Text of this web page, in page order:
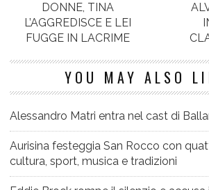
DONNE, TINA
L’AGGREDISCE E LEI
FUGGE IN LACRIME
YOU MAY ALSO
Alessandro Matri entra nel cast di
Aurisina festeggia San Rocco con
cultura, sport, musica e tradizioni